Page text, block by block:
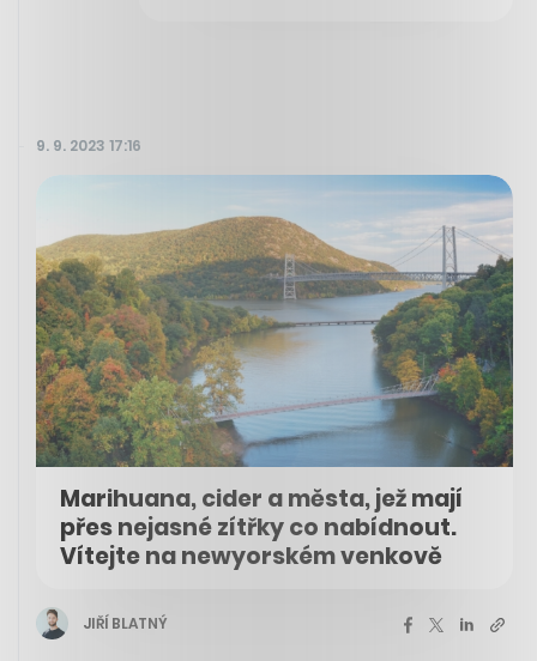
9. 9. 2023 17:16
Marihuana, cider a města, jež mají
přes nejasné zítřky co nabídnout.
Vítejte na newyorském venkově
JIŘÍ BLATNÝ